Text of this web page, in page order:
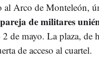
al Arco de Monteleón,
de militares
de mayo. La plaza, de
de acceso al cuartel.